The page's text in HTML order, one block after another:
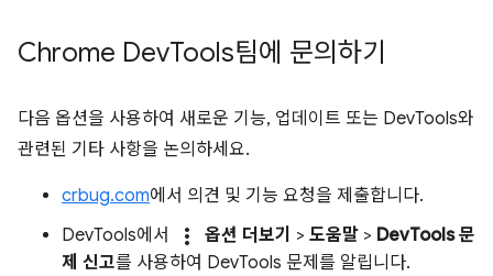
Chrome DevTools팀에 문의하기
다음 옵션을 사용하여 새로운 기능, 업데이트 또는 DevTools와
관련된 기타 사항을 논의하세요.
crbug.com에서 의견 및 기능 요청을 제출합니다.
DevTools에서
more_vert 옵션 더보기 > 도움말 > DevTools 문
제 신고를 사용하여 DevTools 문제를 알립니다.